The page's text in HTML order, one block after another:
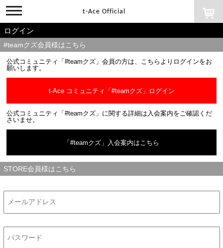
toggle
navigation
t-Ace Official
ログイン
#teamクズ会員様はこちら
公式コミュニティ「#teamクズ」会員の方は、こちらよりログインをお
願いします。
t-Ace コミュニティ「#teamクズ」ログイン
公式コミュニティ「#teamクズ」に関する詳細は入会案内をご確認くだ
さいませ。
「#teamクズ」入会案内はこちら
STORE会員様はこちら